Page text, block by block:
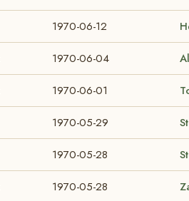
1970-06-12
1970-06-04
1970-06-01
1970-05-29
1970-05-28
1970-05-28